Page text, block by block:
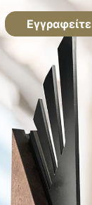
Εγγραφείτε